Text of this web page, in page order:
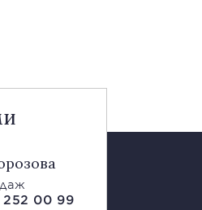
00 99